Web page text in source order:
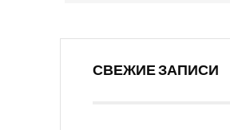
СВЕЖИЕ ЗАПИСИ